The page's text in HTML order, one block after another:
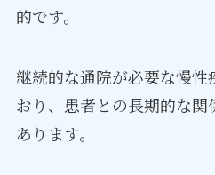
的です。
継続的な通院が必要な慢
おり、患者との長期的な
あります。